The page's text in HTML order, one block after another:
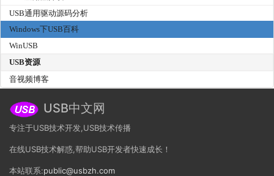
USB通用驱动源码分析
Windows下USB百科
WinUSB
USB资源
音视频博客
USB中文网
专注于USB技术开发,USB技术传播
在线USB技术解惑,帮助USB开发者快速成长！
本站联系:public@usbzh.com